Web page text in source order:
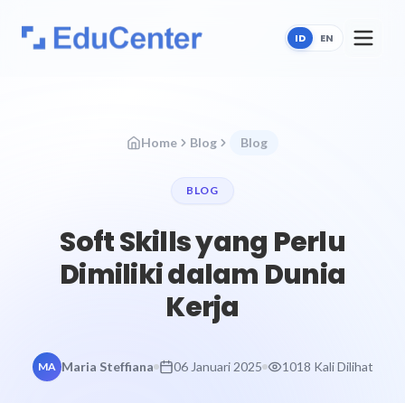
ID EN
Home Blog Blog
BLOG
Soft Skills yang Perlu
Dimiliki dalam Dunia
Kerja
MA Maria Steffiana 06 Januari 2025 1018 Kali Dilihat